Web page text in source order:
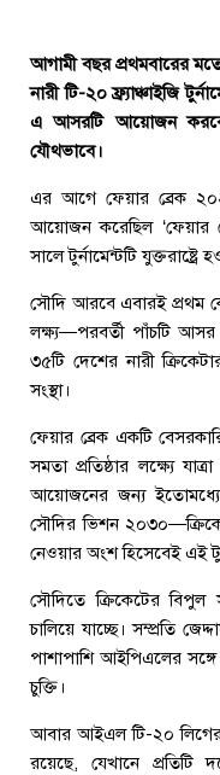
আগামী বছর প্রথমবারের
নারী টি-২০ ফ্র্যাঞ্চাইজি
এ আসরটি আয়োজন করবে
যৌথভাবে।
এর আগে ফেয়ার ব্রেক
আয়োজন করেছিল ‘ফেয়ার
সালে টুর্নামেন্টটি
সৌদি আরবে এবারই প্রথম
লক্ষ্য—পরবর্তী পাঁচটি
৩৫টি দেশের নারী
সংস্থা।
ফেয়ার ব্রেক একটি
সমতা প্রতিষ্ঠার লক্ষ্যে
আয়োজনের জন্য ইতোমধ্যে
সৌদির ভিশন
নেওয়ার অংশ হিসেবেই এই
সৌদিতে ক্রিকেটের বিপুল
চালিয়ে যাচ্ছে। সম্প্রতি
পাশাপাশি আইপিএলের
চুক্তি।
আবার আইএল টি-২০
রয়েছে, যেখানে